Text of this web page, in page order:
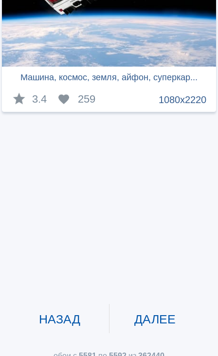
Машина, космос, земля, айфон, суперкар...
1080x2220
3.4 259
НАЗАД ДАЛЕЕ